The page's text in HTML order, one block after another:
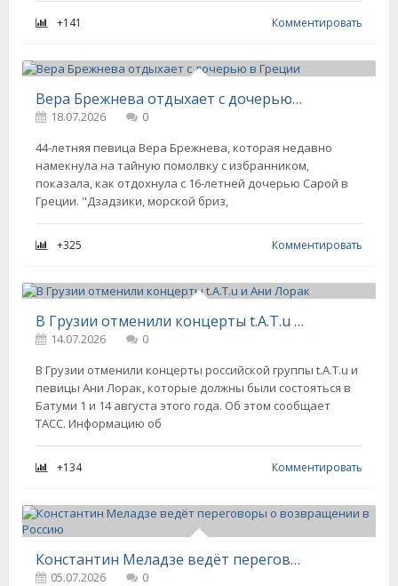
+141 Комментировать
Вера Брежнева отдыхает с дочерью в Греции
18.07.2026
0
44-летняя певица Вера Брежнева, которая недавно
намекнула на тайную помолвку с избранником,
показала, как отдохнула с 16-летней дочерью Сарой в
Греции. "Дзадзики, морской бриз,
+325 Комментировать
В Грузии отменили концерты t.A.T.u и Ани Лорак
14.07.2026
0
В Грузии отменили концерты российской группы t.A.T.u и
певицы Ани Лорак, которые должны были состояться в
Батуми 1 и 14 августа этого года. Об этом сообщает
ТАСС. Информацию об
+134 Комментировать
Константин Меладзе ведёт переговоры о возвращении в Россию
05.07.2026
0